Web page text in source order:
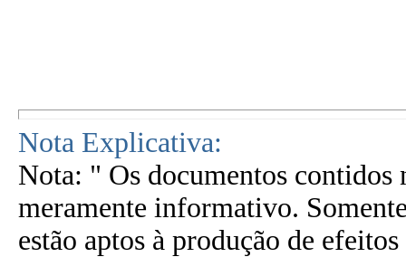
Nota Explicativa:
Nota: " Os documentos contidos
meramente informativo.
estão aptos à produção de